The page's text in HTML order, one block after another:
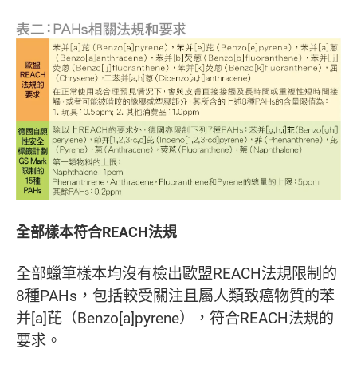
全部樣本符合REACH法規
全部蠟筆樣本均沒有檢出歐盟REACH法規限制的
8種PAHs，包括較受關注且屬人類致癌物質的苯
并[a]芘（Benzo[a]pyrene），符合REACH法規的
要求。